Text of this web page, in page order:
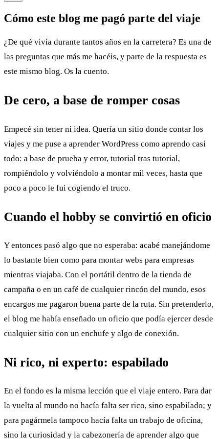
Cómo este blog me pagó parte del viaje
¿De qué vivía durante tantos años en la carretera? Es una de
las preguntas que más me hacéis, y parte de la respuesta es
este mismo blog. Os la cuento.
De cero, a base de romper cosas
Empecé sin tener ni idea. Quería un sitio donde contar los
viajes y me puse a aprender WordPress como aprendo casi
todo: a base de prueba y error, tutorial tras tutorial,
rompiéndolo y volviéndolo a montar mil veces, hasta que
poco a poco le fui cogiendo el truco.
Cuando el hobby se convirtió en oficio
Y entonces pasó algo que no esperaba: acabé manejándome
lo bastante bien como para montar webs para empresas
mientras viajaba. Con el portátil dentro de la tienda de
campaña o en un café de cualquier rincón del mundo, esos
encargos me pagaron buena parte de la ruta. Sin pretenderlo,
el blog me había enseñado un oficio que podía ejercer desde
cualquier sitio con un enchufe y algo de conexión.
Ni rico, ni experto: espabilado
En el fondo es la misma lección que el viaje entero. Para dar
la vuelta al mundo no hacía falta ser rico, sino espabilado; y
para pagármela tampoco hacía falta un trabajo de oficina,
sino la curiosidad y la cabezonería de aprender algo que